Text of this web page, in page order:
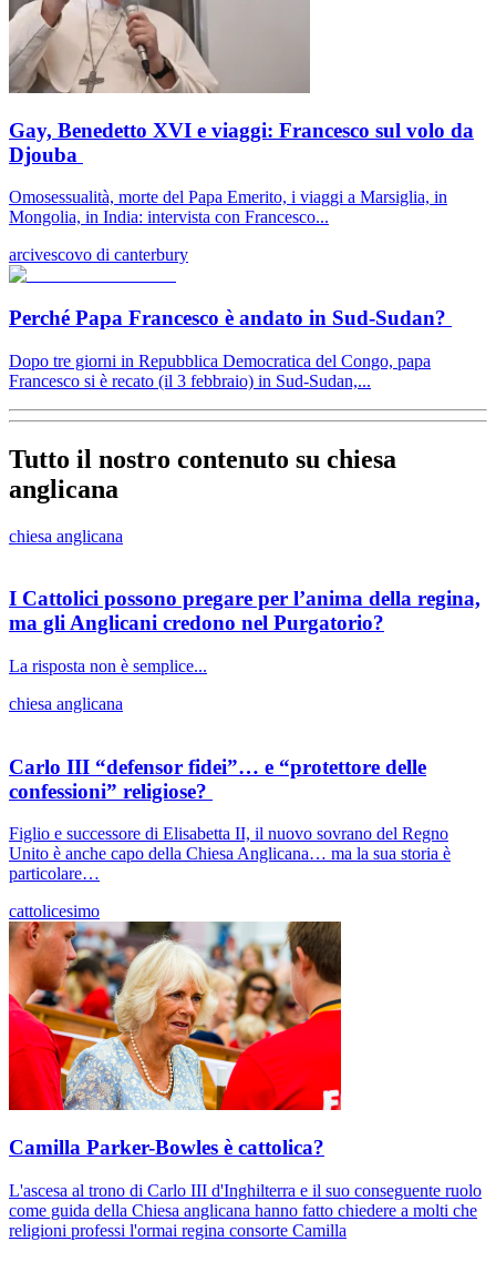
Gay, Benedetto XVI e viaggi: Francesco sul volo da
Djouba
Omosessualità, morte del Papa Emerito, i viaggi a Marsiglia, in
Mongolia, in India: intervista con Francesco...
arcivescovo di canterbury
Perché Papa Francesco è andato in Sud-Sudan?
Dopo tre giorni in Repubblica Democratica del Congo, papa
Francesco si è recato (il 3 febbraio) in Sud-Sudan,...
Tutto il nostro contenuto su chiesa
anglicana
chiesa anglicana
I Cattolici possono pregare per l’anima della regina,
ma gli Anglicani credono nel Purgatorio?
La risposta non è semplice...
chiesa anglicana
Carlo III “defensor fidei”… e “protettore delle
confessioni” religiose?
Figlio e successore di Elisabetta II, il nuovo sovrano del Regno
Unito è anche capo della Chiesa Anglicana… ma la sua storia è
particolare…
cattolicesimo
Camilla Parker-Bowles è cattolica?
L'ascesa al trono di Carlo III d'Inghilterra e il suo conseguente ruolo
come guida della Chiesa anglicana hanno fatto chiedere a molti che
religioni professi l'ormai regina consorte Camilla